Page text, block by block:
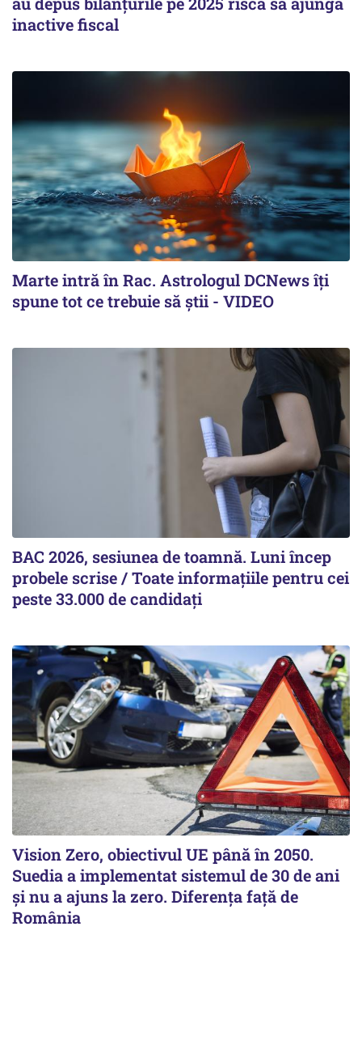
inactive fiscal
Marte intră în Rac. Astrologul DCNews îți
spune tot ce trebuie să știi - VIDEO
BAC 2026, sesiunea de toamnă. Luni încep
probele scrise / Toate informațiile pentru cei
peste 33.000 de candidați
Vision Zero, obiectivul UE până în 2050.
Suedia a implementat sistemul de 30 de ani
şi nu a ajuns la zero. Diferenţa faţă de
România